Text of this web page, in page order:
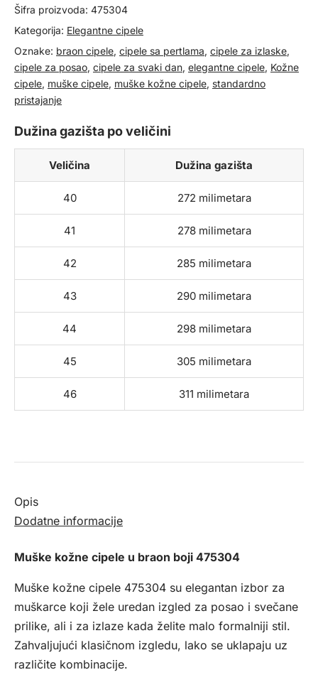
Šifra proizvoda: 475304
Kategorija: Elegantne cipele
Oznake: braon cipele, cipele sa pertlama, cipele za izlaske,
cipele za posao, cipele za svaki dan, elegantne cipele, Kožne
cipele, muške cipele, muške kožne cipele, standardno
pristajanje
Dužina gazišta po veličini
Veličina Dužina gazišta
40 272 milimetara
41 278 milimetara
42 285 milimetara
43 290 milimetara
44 298 milimetara
45 305 milimetara
46 311 milimetara
Opis
Dodatne informacije
Muške kožne cipele u braon boji 475304
Muške kožne cipele 475304 su elegantan izbor za
muškarce koji žele uredan izgled za posao i svečane
prilike, ali i za izlaze kada želite malo formalniji stil.
Zahvaljujući klasičnom izgledu, lako se uklapaju uz
različite kombinacije.